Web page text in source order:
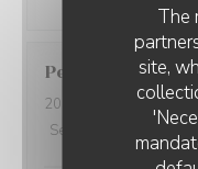
The
site,
Perret
2025-10-21
- 13:00 -
Service
Ambiance